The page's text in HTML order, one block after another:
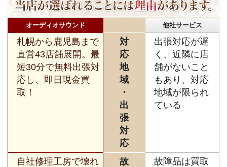
オーディオサウンド 他社サービス
札幌から鹿児島まで
直営43店舗展開。最
短30分で無料出張対
応し、即日現金買
取！
対
応
地
域
・
出
張
対
応
出張対応が遅
く、近隣に店
舗がないこと
もあり、対応
地域が限られ
ている
自社修理工房で壊れ
故
故障品は買取